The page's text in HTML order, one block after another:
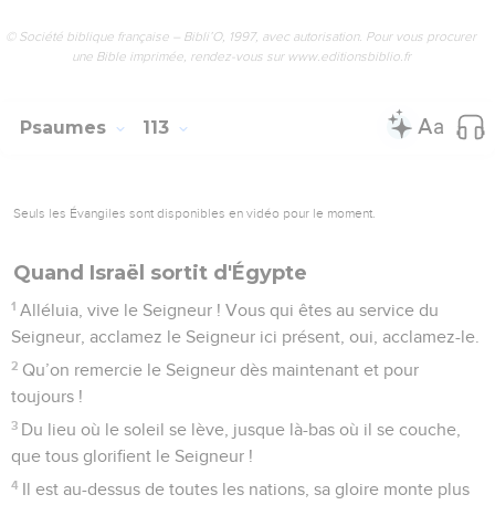
© Société biblique française – Bibli’O, 1997, avec autorisation. Pour vous procurer
une Bible imprimée, rendez-vous sur www.editionsbiblio.fr
Psaumes 113
Seuls les Évangiles sont disponibles en vidéo pour le moment.
Quand Israël sortit d'Égypte
1 Alléluia, vive le Seigneur ! Vous qui êtes au service du
Seigneur, acclamez le Seigneur ici présent, oui, acclamez-le.
2 Qu’on remercie le Seigneur dès maintenant et pour
toujours !
3 Du lieu où le soleil se lève, jusque là-bas où il se couche,
que tous glorifient le Seigneur !
4 Il est au-dessus de toutes les nations, sa gloire monte plus